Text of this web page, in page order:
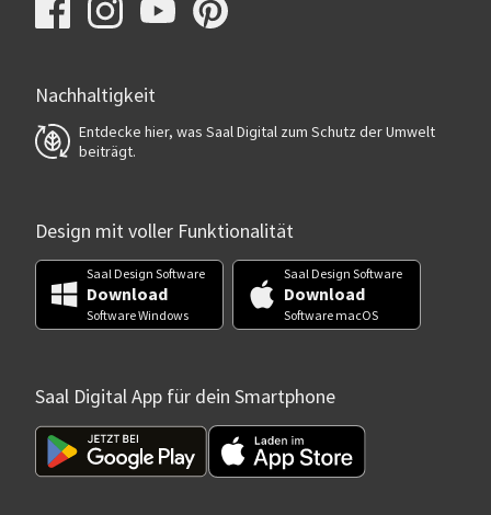
Nachhaltigkeit
Entdecke hier, was Saal Digital zum Schutz der Umwelt
beiträgt.
Design mit voller Funktionalität
Saal Design Software
Download
Software Windows
Saal Design Software
Download
Software macOS
Saal Digital App für dein Smartphone